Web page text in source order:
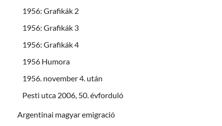
1956: Grafikák 2
1956: Grafikák 3
1956: Grafikák 4
1956 Humora
1956. november 4. után
Pesti utca 2006, 50. évforduló
Argentinai magyar emigració